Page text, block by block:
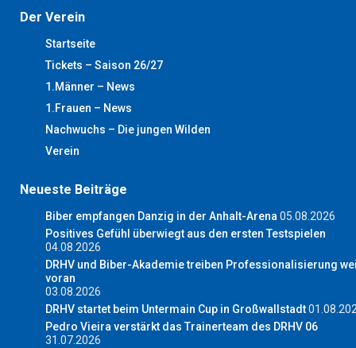
Der Verein
Startseite
Tickets – Saison 26/27
1.Männer – News
1.Frauen – News
Nachwuchs – Die jungen Wilden
Verein
Neueste Beiträge
Biber empfangen Danzig in der Anhalt-Arena05.08.2026
Positives Gefühl überwiegt aus den ersten Testspielen
04.08.2026
DRHV und Biber-Akademie treiben Professionalisierung
voran
03.08.2026
DRHV startet beim Untermain Cup in Großwallstadt
Pedro Vieira verstärkt das Trainerteam des DRHV 06
31.07.2026